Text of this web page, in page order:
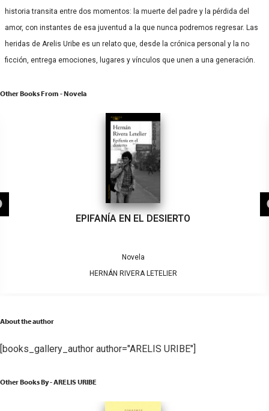
historia transita entre dos momentos: la muerte del padre y la pérdida del
amor, con instantes de esa juventud a la que nunca podremos regresar. Las
heridas de Arelis Uribe es un relato que, desde la crónica personal y la no
ficción, entrega emociones, lugares y vínculos que unen a una generación.
Other Books From - Novela
EPIFANÍA EN EL DESIERTO
Novela
HERNÁN RIVERA LETELIER
About the author
[books_gallery_author author="ARELIS URIBE"]
Other Books By - ARELIS URIBE